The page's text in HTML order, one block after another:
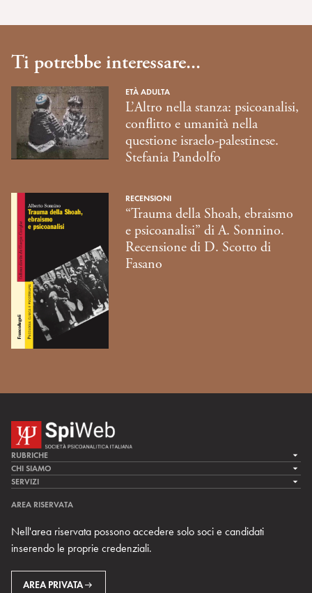
Ti potrebbe interessare...
ETÀ ADULTA
L’Altro nella stanza: psicoanalisi,
conflitto e umanità nella
questione israelo-palestinese.
Stefania Pandolfo
RECENSIONI
“Trauma della Shoah, ebraismo
e psicoanalisi” di A. Sonnino.
Recensione di D. Scotto di
Fasano
RUBRICHE
LA CURA
LA RICERCA
MULTIMEDIA
CHI SIAMO
LA SPI
TEAM DI SPIWEB
CONTATTI
RIVISTE
SERVIZI
ARCHIVIO STORICO
AREA RISERVATA
Nell'area riservata possono accedere solo soci e candidati
inserendo le proprie credenziali.
AREA PRIVATA